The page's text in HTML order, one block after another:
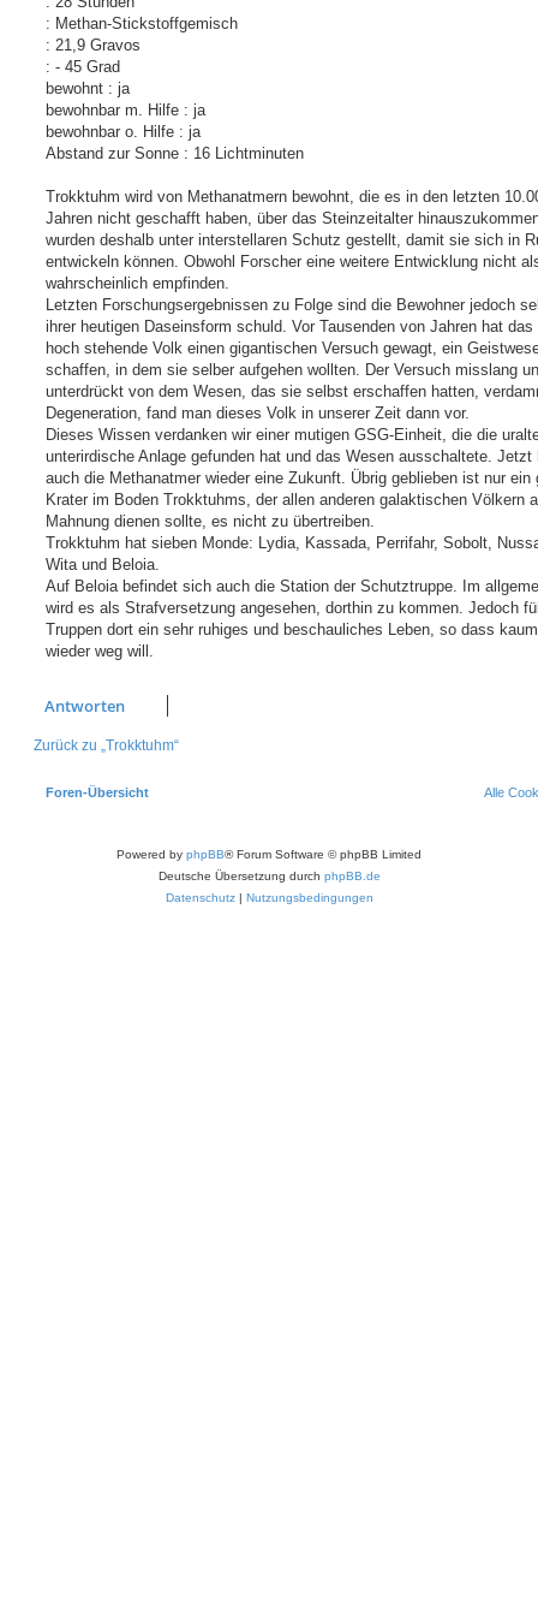
: Methan-Stickstoffgemisch
: 21,9 Gravos
: - 45 Grad
bewohnt : ja
bewohnbar m. Hilfe : ja
bewohnbar o. Hilfe : ja
Abstand zur Sonne : 16 Lichtminuten
Trokktuhm wird von Methanatmern bewohnt, die es in den letzten
Jahren nicht geschafft haben, über das Steinzeitalter
wurden deshalb unter interstellaren Schutz gestellt, damit sie sich in
entwickeln können. Obwohl Forscher eine weitere Entwicklung nicht
wahrscheinlich empfinden.
Letzten Forschungsergebnissen zu Folge sind die Bewohner jedoch
ihrer heutigen Daseinsform schuld. Vor Tausenden von Jahren hat das
hoch stehende Volk einen gigantischen Versuch gewagt, ein
schaffen, in dem sie selber aufgehen wollten. Der Versuch misslang
unterdrückt von dem Wesen, das sie selbst erschaffen hatten,
Degeneration, fand man dieses Volk in unserer Zeit dann vor.
Dieses Wissen verdanken wir einer mutigen GSG-Einheit, die die
unterirdische Anlage gefunden hat und das Wesen ausschaltete. Jetzt
auch die Methanatmer wieder eine Zukunft. Übrig geblieben ist nur ein
Krater im Boden Trokktuhms, der allen anderen galaktischen Völkern
Mahnung dienen sollte, es nicht zu übertreiben.
Trokktuhm hat sieben Monde: Lydia, Kassada, Perrifahr, Sobolt,
Wita und Beloia.
Auf Beloia befindet sich auch die Station der Schutztruppe. Im
wird es als Strafversetzung angesehen, dorthin zu kommen. Jedoch
Truppen dort ein sehr ruhiges und beschauliches Leben, so dass
wieder weg will.
Antworten
Zurück zu „Trokktuhm“
Foren-Übersicht Alle
Powered by phpBB® Forum Software © phpBB Limited
Deutsche Übersetzung durch phpBB.de
Datenschutz| Nutzungsbedingungen